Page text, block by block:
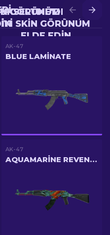
DAHA
IYI SKIN GÖRÜNÜM
ELDE EDIN
GÖRÜNÜM ELDE
AK-47
BLUE LAMINATE
AK-47
AQUAMARINE REVENGE